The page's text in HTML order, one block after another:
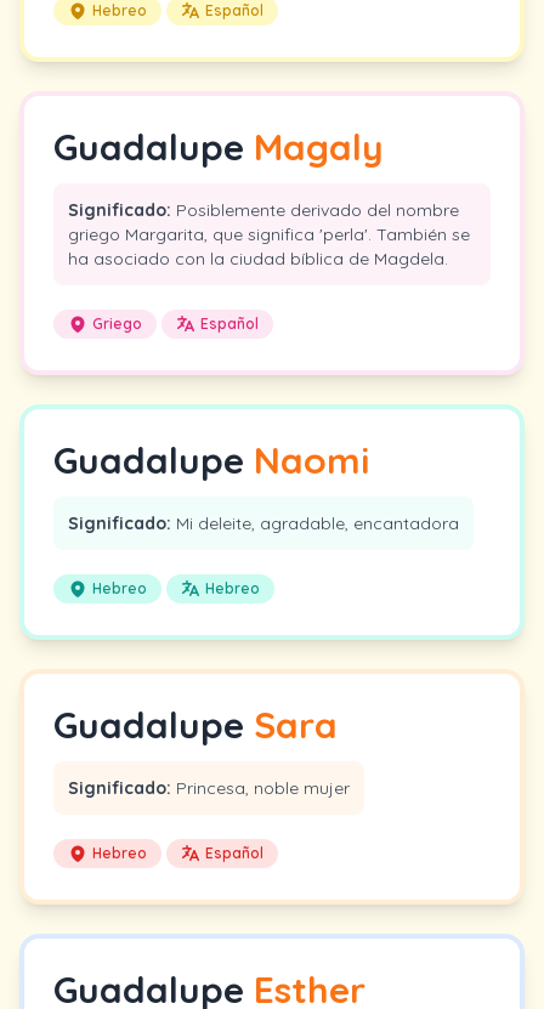
Hebreo Español
Guadalupe Magaly
Significado: Posiblemente derivado del nombre
griego Margarita, que significa 'perla'. También se
ha asociado con la ciudad bíblica de Magdela.
Griego Español
Guadalupe Naomi
Significado: Mi deleite, agradable, encantadora
Hebreo Hebreo
Guadalupe Sara
Significado: Princesa, noble mujer
Hebreo Español
Guadalupe Esther